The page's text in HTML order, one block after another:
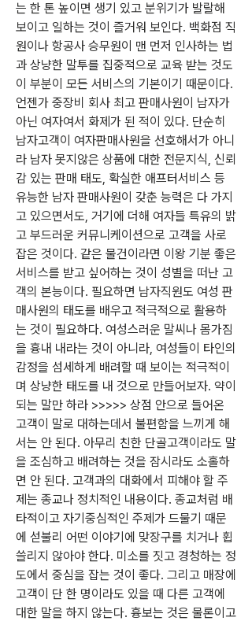
는 한 톤 높이면 생기 있고 분위기가 발랄해
보이고 일하는 것이 즐거워 보인다. 백화점 직
원이나 항공사 승무원이 맨 먼저 인사하는 법
과 상냥한 말투를 집중적으로 교육 받는 것도
이 부분이 모든 서비스의 기본이기 때문이다.
언젠가 중장비 회사 최고 판매사원이 남자가
아닌 여자여서 화제가 된 적이 있다. 단순히
남자고객이 여자판매사원을 선호해서가 아니
라 남자 못지않은 상품에 대한 전문지식, 신뢰
감 있는 판매 태도, 확실한 애프터서비스 등
유능한 남자 판매사원이 갖춘 능력은 다 가지
고 있으면서도, 거기에 더해 여자들 특유의 밝
고 부드러운 커뮤니케이션으로 고객을 사로
잡은 것이다. 같은 물건이라면 이왕 기분 좋은
서비스를 받고 싶어하는 것이 성별을 떠난 고
객의 본능이다. 필요하면 남자직원도 여성 판
매사원의 태도를 배우고 적극적으로 활용하
는 것이 필요하다. 여성스러운 말씨나 몸가짐
을 흉내 내라는 것이 아니라, 여성들이 타인의
감정을 섬세하게 배려할 때 보이는 적극적이
며 상냥한 태도를 내 것으로 만들어보자. 약이
되는 말만 하라 >>>>> 상점 안으로 들어온
고객이 말로 대하는데서 불편함을 느끼게 해
서는 안 된다. 아무리 친한 단골고객이라도 말
을 조심하고 배려하는 것을 잠시라도 소홀하
면 안 된다. 고객과의 대화에서 피해야 할 주
제는 종교나 정치적인 내용이다. 종교처럼 배
타적이고 자기중심적인 주제가 드물기 때문
에 섣불리 어떤 이야기에 맞장구를 치거나 휩
쓸리지 않아야 한다. 미소를 짓고 경청하는 정
도에서 중심을 잡는 것이 좋다. 그리고 매장에
고객이 단 한 명이라도 있을 때 다른 고객에
대한 말을 하지 않는다. 흉보는 것은 물론이고